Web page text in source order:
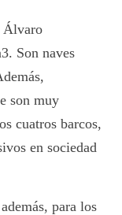
Álvaro
3. Son naves
son muy
cuatros barcos,
en sociedad
para los